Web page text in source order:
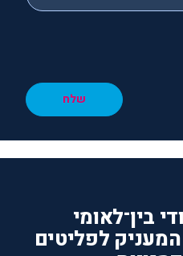
שלח
בין־לאומי
לפליטים